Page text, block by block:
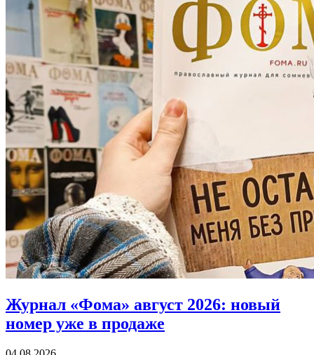
Журнал «Фома» август 2026: новый
номер уже в продаже